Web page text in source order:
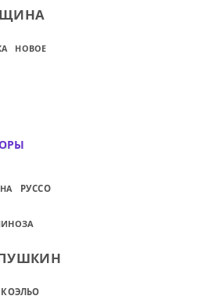
ЛОЖНЫМ...
ПРЕКРАСНЕЙ ВО СТО
НОВОЕ
РУССО
КОЭЛЬО